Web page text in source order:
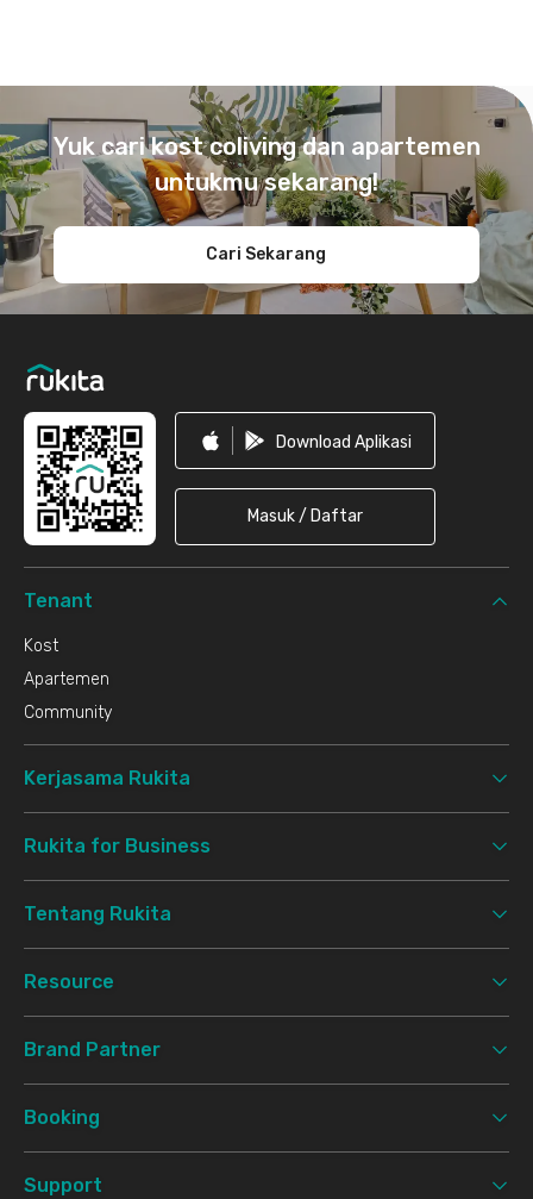
Yuk cari kost coliving dan apartemen
untukmu sekarang!
Cari Sekarang
Download Aplikasi
Masuk / Daftar
Tenant
Kost
Apartemen
Community
Kerjasama Rukita
Rukita for Business
Tentang Rukita
Resource
Brand Partner
Booking
Support